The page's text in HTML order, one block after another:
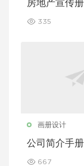
房地产宣传册
335
画册设计
公司简介手册
667